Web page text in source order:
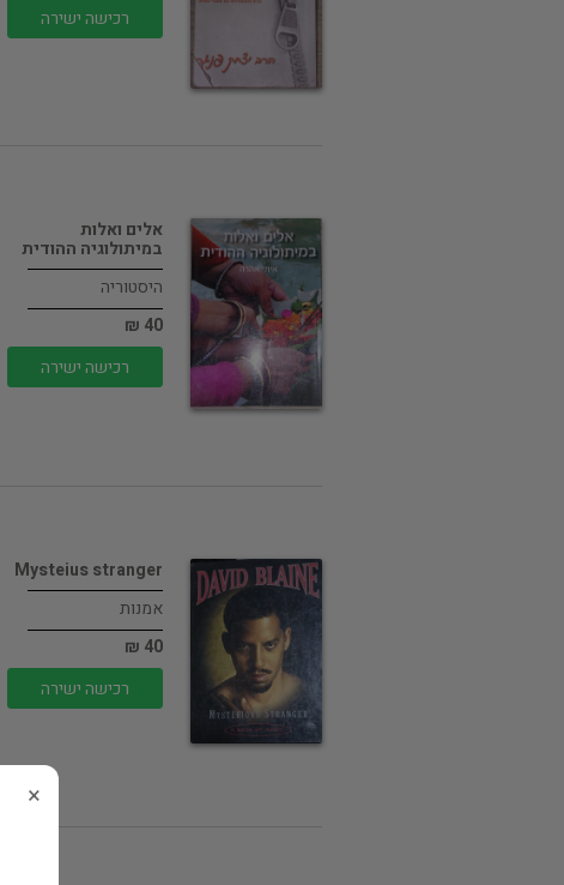
רכישה ישירה
אלים ואלות
במיתולוגיה ההודית
היסטוריה
40 ₪
רכישה ישירה
Mysteius stranger
אמנות
40 ₪
רכישה ישירה
×